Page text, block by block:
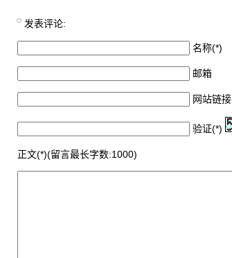
发表评论:
名称(*)
邮箱
网站链接
验证(*)
正文(*)(留言最长字数:1000)